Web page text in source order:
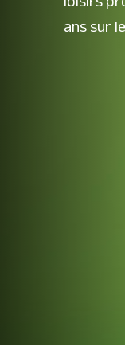
ans sur